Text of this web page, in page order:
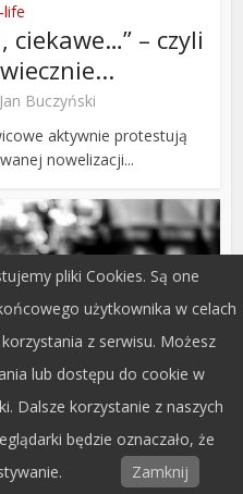
life
ciekawe…” – czyli
Jan Buczyński
aktywnie protestują
nowelizacji...
czyli siedem
pliki Cookies. Są one
użytkownika w celach
z serwisu. Możesz
lub dostępu do cookie w
Dalsze korzystanie z naszych
będzie oznaczało, że
Zamknij